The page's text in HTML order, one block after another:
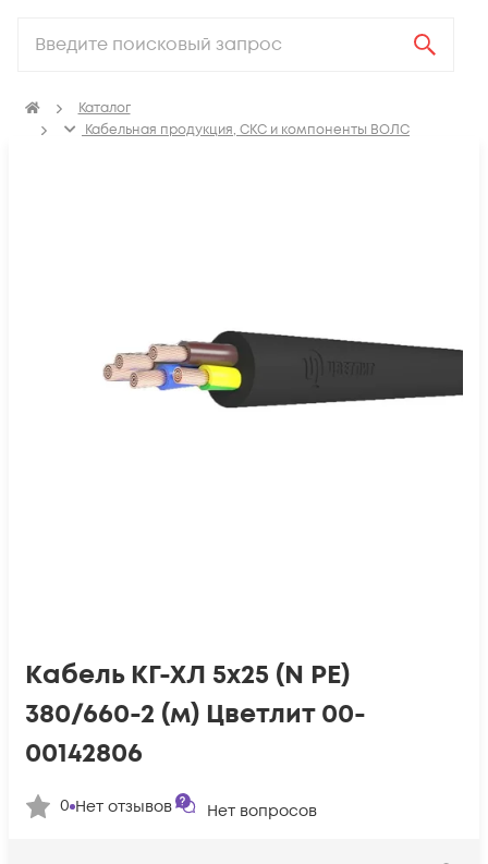
Каталог
Кабельная продукция, СКС и компоненты ВОЛС
Кабель КГ-ХЛ 5х25 (N PE)
380/660-2 (м) Цветлит 00-
00142806
0 Нет отзывов Нет вопросов